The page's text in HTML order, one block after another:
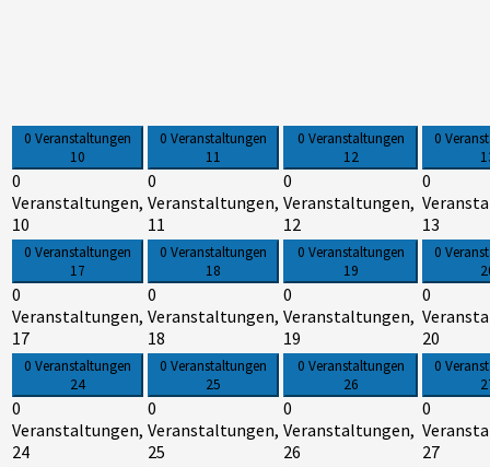
0 Veranstaltungen
10
0
Veranstaltungen,
10
0 Veranstaltungen
11
0
Veranstaltungen,
11
0 Veranstaltungen
12
0
Veranstaltungen,
12
0
0
13
0 Veranstaltungen
17
0
Veranstaltungen,
17
0 Veranstaltungen
18
0
Veranstaltungen,
18
0 Veranstaltungen
19
0
Veranstaltungen,
19
0
0
20
0 Veranstaltungen
24
0
Veranstaltungen,
24
0 Veranstaltungen
25
0
Veranstaltungen,
25
0 Veranstaltungen
26
0
Veranstaltungen,
26
0
0
27